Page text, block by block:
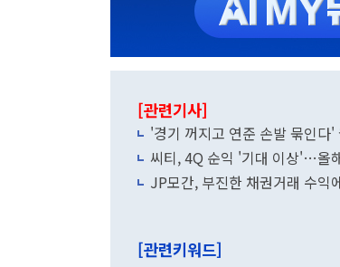
[관련기사]
'경기 꺼지고 연준 손발 묶인다'
씨티, 4Q 순익 '기대 이상'…올
JP모간, 부진한 채권거래 수익
[관련키워드]